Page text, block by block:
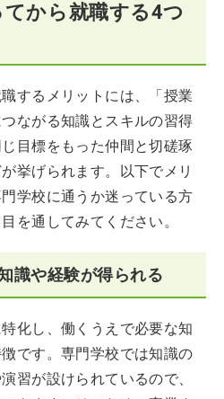
から就職する4つ
するメリットには、「授業
ながる知識とスキルの習得
目標をもった仲間と切磋琢
挙げられます。以下でメリ
学校に通うか迷っている方
を通してみてください。
識や経験が得られる
化し、働くうえで必要な知
です。専門学校では知識の
習が設けられているので、